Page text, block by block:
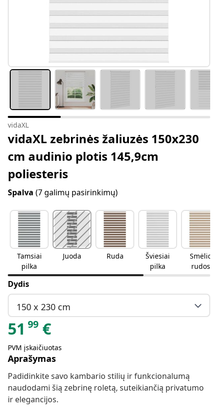
vidaXL
vidaXL zebrinės žaliuzės 150x230
cm audinio plotis 145,9cm
poliesteris
Spalva (7 galimų pasirinkimų)
Tamsiai
pilka
Juoda Ruda
Šviesiai
pilka
Smėlio
rudos
spalvos
Dydis
150 x 230 cm
51 99 €
PVM įskaičiuotas
Aprašymas
Padidinkite savo kambario stilių ir funkcionalumą
naudodami šią zebrinę roletą, suteikiančią privatumo
ir elegancijos.